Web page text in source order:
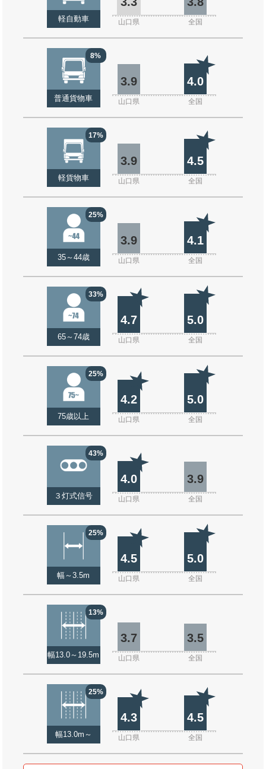
軽自動車 山口県 全国
8%
普通貨物車
3.9 4.0
山口県 全国
17%
軽貨物車
3.9 4.5
山口県 全国
25%
35～44歳
3.9 4.1
山口県 全国
33%
65～74歳
4.7 5.0
山口県 全国
25%
75歳以上
4.2 5.0
山口県 全国
43%
３灯式信号
4.0 3.9
山口県 全国
25%
幅～3.5m
4.5 5.0
山口県 全国
13%
幅13.0～19.5m
3.7 3.5
山口県 全国
25%
幅13.0m～
4.3 4.5
山口県 全国